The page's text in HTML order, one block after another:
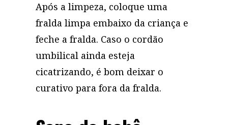
Após a limpeza, coloque uma
fralda limpa embaixo da criança e
feche a fralda. Caso o cordão
umbilical ainda esteja
cicatrizando, é bom deixar o
curativo para fora da fralda.